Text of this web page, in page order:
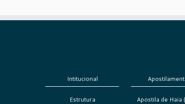
Intitucional
Estrutura
Apostila de Haia